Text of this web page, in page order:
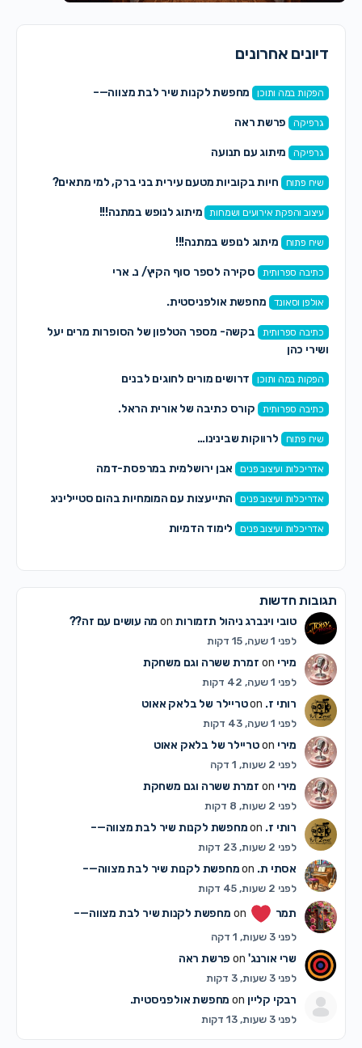
דיונים אחרונים
הפקות במה ותוכן מחפשת לקנות שיר לבת מצווה—–
גרפיקה פרשת ראה
גרפיקה מיתוג עם תנועה
שיח פתוח חיות בקוביות מטעם עירית בני ברק, למי מתאים?
עיצוב והפקת אירועים ושמחות מיתוג לנופש במתנה!!!
שיח פתוח מיתוג לנופש במתנה!!!
כתיבה ספרותית סקירה לספר סוף הקיץ/ נ. ארי
אולפן וסאונד מחפשת אולפניסטית.
כתיבה ספרותית
בקשה- מספר הטלפון של הסופרות מרים יעל
ושירי כהן
הפקות במה ותוכן דרושים מורים לחוגים לבנים
כתיבה ספרותית קורס כתיבה של אורית הראל.
שיח פתוח לרווקות שבינינו…
אדריכלות ועיצוב פנים אבן ירושלמית במרפסת-דמה
אדריכלות ועיצוב פנים התייעצות עם המומחיות בהום סטייליניג
אדריכלות ועיצוב פנים לימוד הדמיות
תגובות חדשות
טובי וינברג ניהול תזמורותon מה עושים עם זה??
לפני 1 שעה, 15 דקות
מיריon זמרת ששרה וגם משחקת
לפני 1 שעה, 42 דקות
רותי ז.on טריילר של בלאק אאוט
לפני 1 שעה, 43 דקות
מיריon טריילר של בלאק אאוט
לפני 2 שעות, 1 דקה
מיריon זמרת ששרה וגם משחקת
לפני 2 שעות, 8 דקות
רותי ז.on מחפשת לקנות שיר לבת מצווה—–
לפני 2 שעות, 23 דקות
אסתי ת.on מחפשת לקנות שיר לבת מצווה—–
לפני 2 שעות, 45 דקות
תמר on מחפשת לקנות שיר לבת מצווה—–
לפני 3 שעות, 1 דקה
שרי אורנג'on פרשת ראה
לפני 3 שעות, 3 דקות
רבקי קלייןon מחפשת אולפניסטית.
לפני 3 שעות, 13 דקות